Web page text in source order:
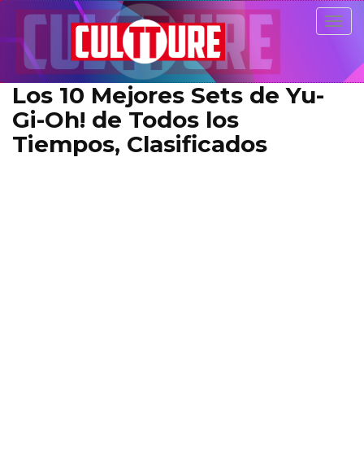
Los 10 Mejores Sets de Yu-
Gi-Oh! de Todos los
Tiempos, Clasificados